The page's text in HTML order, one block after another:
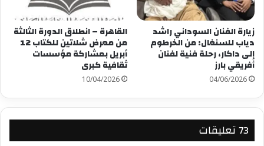
زيارة الفنان السوداني راشد
دياب للسنغال: من الخرطوم
إلى داكار، رحلة فنية لفنان
أفريقي بارز
04/06/2026
القاهرة – انطلاق الدورة الثالثة
من معرض شلاتين للكتاب 12
أبريل بمشاركة مؤسسات
ثقافية كبرى
10/04/2026
‫73 تعليقات